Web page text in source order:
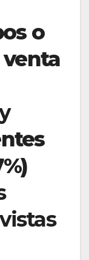
o
venta